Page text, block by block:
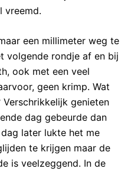
vreemd.
een millimeter weg te
volgende rondje af en bij
ook met een veel
geen krimp. Wat
Verschrikkelijk genieten
dag gebeurde dan
later lukte het me
te krijgen maar de
is veelzeggend. In de